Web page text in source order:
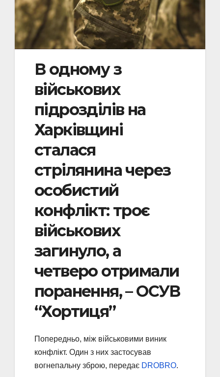
В одному з
військових
підрозділів на
Харківщині
сталася
стрілянина через
особистий
конфлікт: троє
військових
загинуло, а
четверо отримали
поранення, – ОСУВ
“Хортиця”
Попередньо, між військовими виник
конфлікт. Один з них застосував
вогнепальну зброю, передає DROBRO.